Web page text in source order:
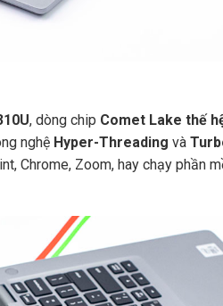
, dòng chip Comet Lake thế
nghệ Hyper-Threading và
Chrome, Zoom, hay chạy phần